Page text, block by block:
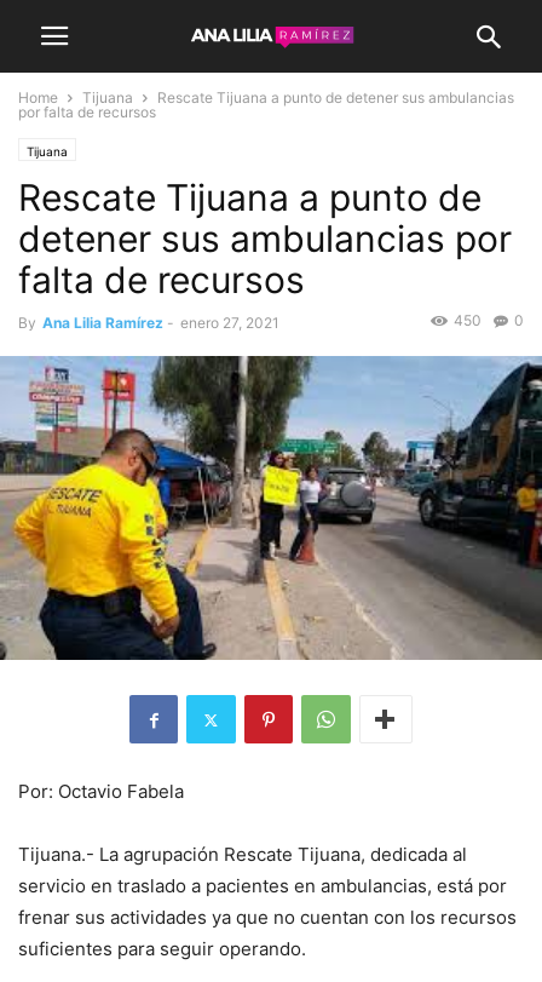
Home Tijuana
Rescate Tijuana a punto de detener sus ambulancias
por falta de recursos
Tijuana
Rescate Tijuana a punto de
detener sus ambulancias por
falta de recursos
By Ana Lilia Ramírez - enero 27, 2021 0
450
Por: Octavio Fabela
Tijuana.- La agrupación Rescate Tijuana, dedicada al
servicio en traslado a pacientes en ambulancias, está por
frenar sus actividades ya que no cuentan con los recursos
suficientes para seguir operando.